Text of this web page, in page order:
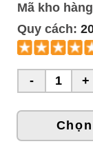
Mã kho
Quy cách: